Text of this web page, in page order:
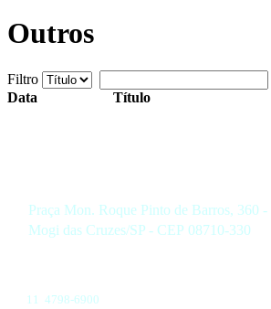
Outros
Filtro
Data
Título
Praça Mon. Roque Pinto de Barros, 360 -
Mogi das Cruzes/SP - CEP 08710-330
11 4798-6900